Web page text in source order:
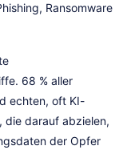
Ransomware
68 % aller
echten, oft KI-
die darauf abzielen,
der Opfer